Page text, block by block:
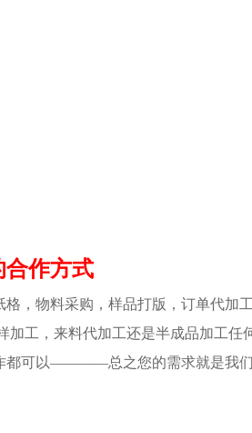
合作方式
格，物料采购，样品打版，订单代加
加工，来料代加工还是半成品加工任
都可以————总之您的需求就是我